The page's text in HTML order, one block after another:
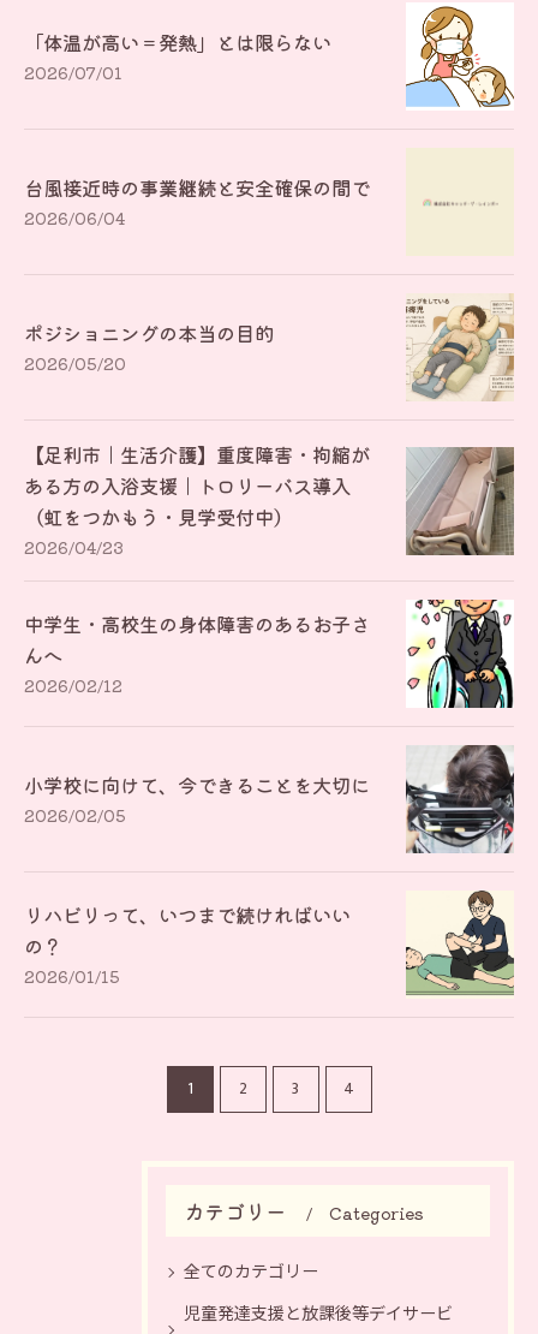
「体温が高い＝発熱」とは限らない
2026/07/01
台風接近時の事業継続と安全確保の間で
2026/06/04
ポジショニングの本当の目的
2026/05/20
【足利市｜生活介護】重度障害・拘縮が
ある方の入浴支援｜トロリーバス導入
（虹をつかもう・見学受付中）
2026/04/23
中学生・高校生の身体障害のあるお子さ
んへ
2026/02/12
小学校に向けて、今できることを大切に
2026/02/05
リハビリって、いつまで続ければいい
の？
2026/01/15
1 2 3 4
カテゴリー Categories
全てのカテゴリー
児童発達支援と放課後等デイサービ